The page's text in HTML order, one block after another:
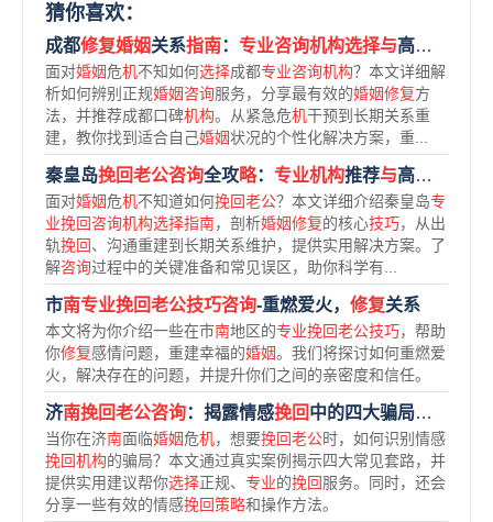
猜你喜欢：
成都修复婚姻关系指南： 专业咨询机构选择与高效
面对婚姻危机不知如何选择成都专业咨询机构？本文详细解
析如何辨别正规婚姻咨询服务，分享最有效的婚姻修复方
法，并推荐成都口碑机构。从紧急危机干预到长期关系重
建，教你找到适合自己婚姻状况的个性化解决方案，重...
秦皇岛挽回老公咨询全攻略： 专业机构推荐与高效
面对婚姻危机不知道如何挽回老公？本文详细介绍秦皇岛专
业挽回咨询机构选择指南，剖析婚姻修复的核心技巧，从出
轨挽回、沟通重建到长期关系维护，提供实用解决方案。了
解咨询过程中的关键准备和常见误区，助你科学有...
市南专业挽回老公技巧咨询-重燃爱火， 修复关系
本文将为你介绍一些在市南地区的专业挽回老公技巧，帮助
你修复感情问题，重建幸福的婚姻。我们将探讨如何重燃爱
火，解决存在的问题，并提升你们之间的亲密度和信任。
济南挽回老公咨询：揭露情感挽回 中的四大骗局，教你找到靠谱
当你在济南面临婚姻危机，想要挽回老公时，如何识别情感
挽回机构的骗局？本文通过真实案例揭示四大常见套路，并
提供实用建议帮你选择正规、 专业的挽回服务。同时，还会
分享一些有效的情感挽回策略和操作方法。